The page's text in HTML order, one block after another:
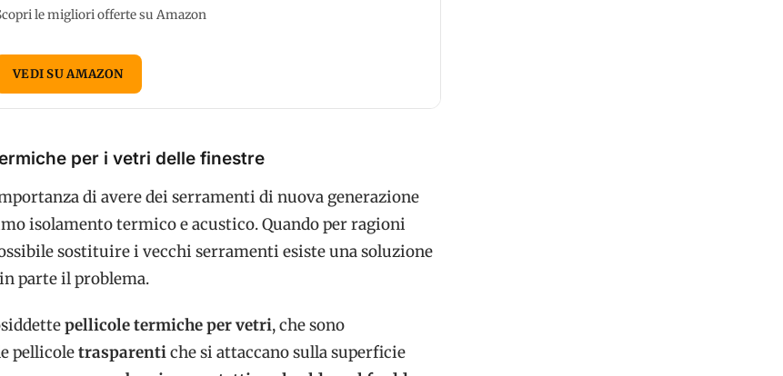
le migliori offerte su Amazon
VEDI SU AMAZON
per i vetri delle finestre
di avere dei serramenti di nuova generazione
isolamento termico e acustico. Quando per ragioni
sostituire i vecchi serramenti esiste una soluzione
parte il problema.
pellicole termiche per vetri, che sono
pellicoletrasparentiche si attaccano sulla superficie